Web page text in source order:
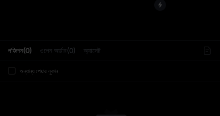
পজিশন(0) ওপেন অর্ডার(0) অ্যাসেট
অন্যান্য পেয়ার লুকান